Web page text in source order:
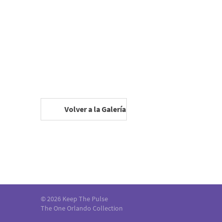
Volver a la Galería
© 2026 Keep The Pulse
The One Orlando Collection